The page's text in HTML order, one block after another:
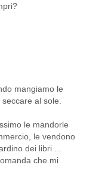
mangiamo le
al sole.
le mandorle
le vendono
dei libri ...
che mi